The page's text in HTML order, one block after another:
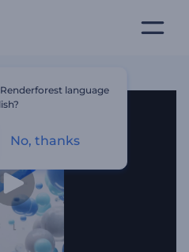
language
No, thanks